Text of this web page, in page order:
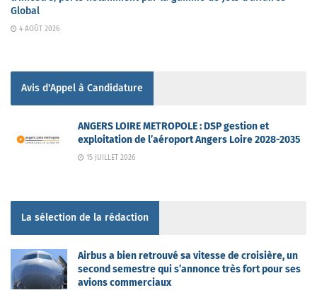
Global
4 AOÛT 2026
Avis d'Appel à Candidature
ANGERS LOIRE METROPOLE : DSP gestion et
exploitation de l’aéroport Angers Loire 2028-2035
15 JUILLET 2026
La sélection de la rédaction
Airbus a bien retrouvé sa vitesse de croisière, un
second semestre qui s’annonce très fort pour ses
avions commerciaux